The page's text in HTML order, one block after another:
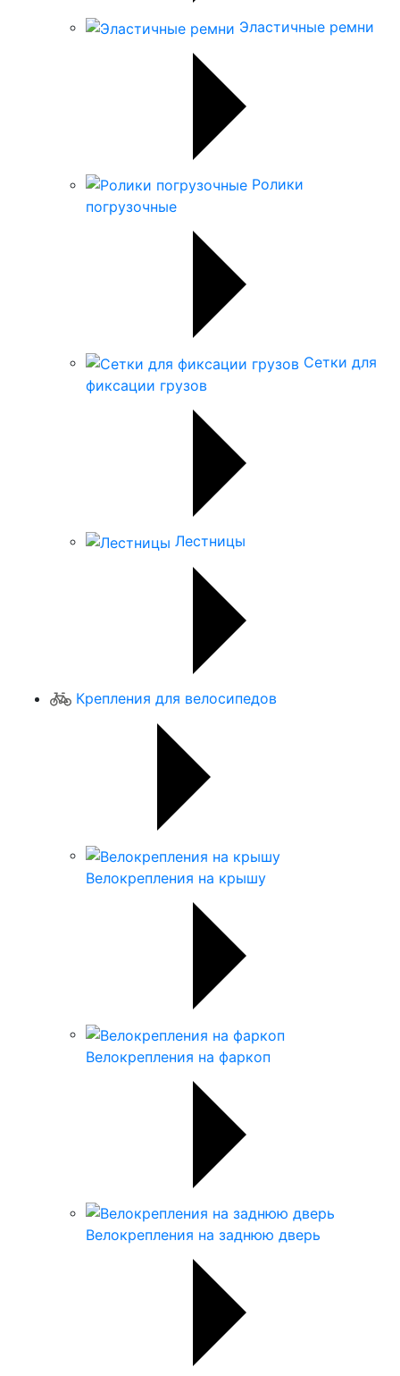
Эластичные ремни
Ролики
погрузочные
Сетки для
фиксации грузов
Лестницы
Крепления для велосипедов
Велокрепления на крышу
Велокрепления на фаркоп
Велокрепления на заднюю дверь